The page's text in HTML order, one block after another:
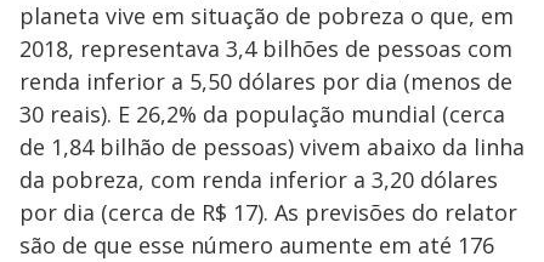
planeta vive em situação de pobreza o que, em
2018, representava 3,4 bilhões de pessoas com
renda inferior a 5,50 dólares por dia (menos de
30 reais). E 26,2% da população mundial (cerca
de 1,84 bilhão de pessoas) vivem abaixo da linha
da pobreza, com renda inferior a 3,20 dólares
por dia (cerca de R$ 17). As previsões do relator
são de que esse número aumente em até 176